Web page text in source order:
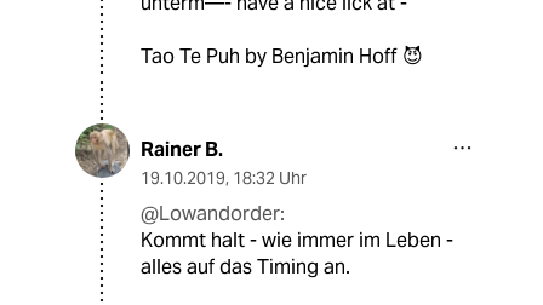
Tao Te Puh by Benjamin Hoff 😈
Rainer B.
19.10.2019, 18:32 Uhr
@Lowandorder:
Kommt halt - wie immer im Leben -
alles auf das Timing an.